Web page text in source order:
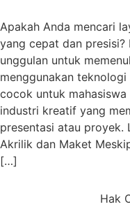
Apakah Anda mencari
yang cepat dan presisi?
unggulan untuk
menggunakan
cocok untuk
industri kreatif yang
presentasi atau proyek.
Akrilik dan Maket
[…]
Hak